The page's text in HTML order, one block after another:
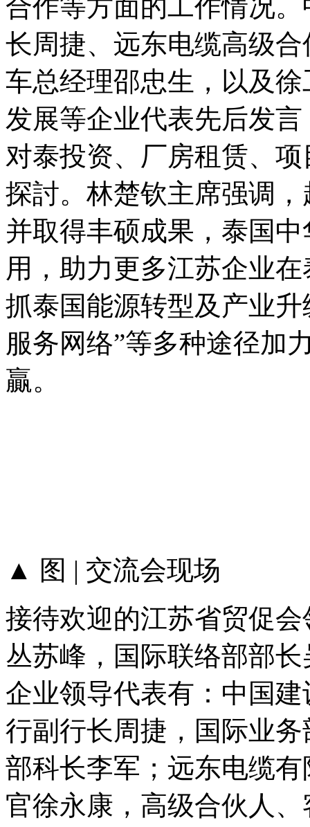
合作等方面的工作情况
长周捷、远东电缆高级
车总经理邵忠生，以及
发展等企业代表先后发
对泰投资、厂房租赁、
探討。林楚钦主席强调
并取得丰硕成果，泰国
用，助力更多江苏企业
抓泰国能源转型及产业
服务网络”等多种途径加
贏。
▲ 图 | 交流会现场
接待欢迎的江苏省贸促
丛苏峰，国际联络部部
企业领导代表有：中国
行副行长周捷，国际业
部科长李军；远东电缆
官徐永康，高级合伙人